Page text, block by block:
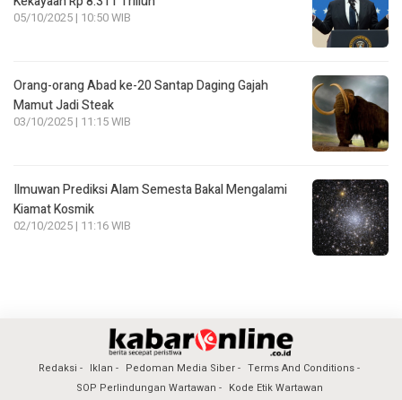
05/10/2025 | 10:50 WIB
Orang-orang Abad ke-20 Santap Daging Gajah
Mamut Jadi Steak
03/10/2025 | 11:15 WIB
Ilmuwan Prediksi Alam Semesta Bakal Mengalami
Kiamat Kosmik
02/10/2025 | 11:16 WIB
Redaksi Iklan Pedoman Media Siber
Terms And Conditions
SOP Perlindungan Wartawan
Kode Etik Wartawan